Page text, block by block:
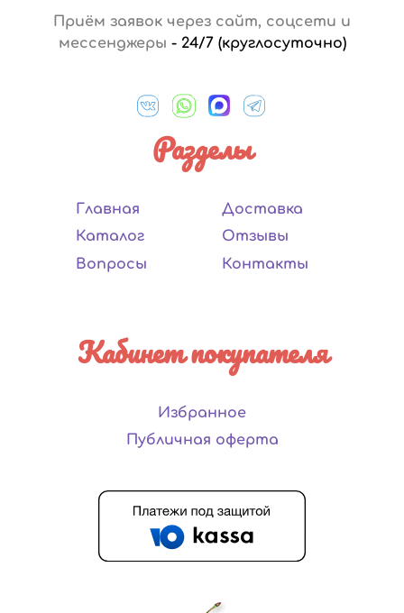
Приём заявок через сайт, соцсети и
мессенджеры - 24/7 (круглосуточно)
Разделы
Главная
Каталог
Вопросы
Доставка
Отзывы
Контакты
Кабинет покупателя
Избранное
Публичная оферта